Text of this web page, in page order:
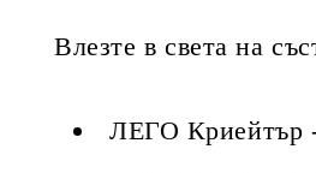
Влезте в света на
ЛЕГО Криейтър -